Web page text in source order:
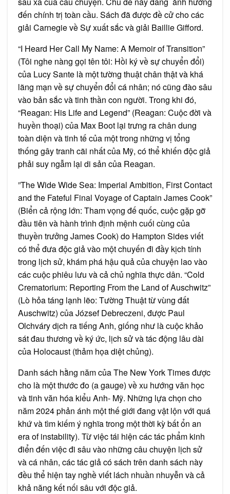
đến chính trị toàn cầu. Sách đã được đề cử cho các
giải Carnegie về Sự xuất sắc và giải Baillie Gifford.
“I Heard Her Call My Name: A Memoir of Transition”
(Tôi nghe nàng gọi tên tôi: Hồi ký về sự chuyển đổi)
của Lucy Sante là một tường thuật chân thật và khá
lãng mạn về sự chuyển đổi cá nhân; nó cũng đào sâu
vào bản sắc và tinh thần con người. Trong khi đó,
“Reagan: His Life and Legend” (Reagan: Cuộc đời và
huyền thoại) của Max Boot lại trưng ra chân dung
toàn diện và tinh tế của một trong những vị tổng
thống gây tranh cãi nhất của Mỹ, có thể khiến độc giả
phải suy ngẫm lại di sản của Reagan.
”The Wide Wide Sea: Imperial Ambition, First Contact
and the Fateful Final Voyage of Captain James Cook”
(Biển cả rộng lớn: Tham vọng đế quốc, cuộc gặp gỡ
đầu tiên và hành trình định mệnh cuối cùng của
thuyền trưởng James Cook) do Hampton Sides viết
có thể đưa độc giả vào một chuyến đi đầy kịch tính
trong lịch sử, khám phá hậu quả của chuyện lao vào
các cuộc phiêu lưu và cả chủ nghĩa thực dân. “Cold
Crematorium: Reporting From the Land of Auschwitz”
(Lò hỏa táng lạnh lẽo: Tường Thuật từ vùng đất
Auschwitz) của József Debreczeni, được Paul
Olchváry dịch ra tiếng Anh, giống như là cuộc khảo
sát đau thương về ký ức, lịch sử và tác động lâu dài
của Holocaust (thảm họa diệt chủng).
Danh sách hằng năm của The New York Times được
cho là một thước đo (a gauge) về xu hướng văn học
và tinh văn hóa kiểu Anh- Mỹ. Những lựa chọn cho
năm 2024 phản ánh một thế giới đang vật lộn với quá
khứ và tìm kiếm ý nghĩa trong một thời kỳ bất ổn an
era of instability). Từ việc tái hiện các tác phẩm kinh
điển đến việc đi sâu vào những câu chuyện lịch sử
và cá nhân, các tác giả có sách trên danh sách này
đều thể hiện tay nghề viết lách nhuần nhuyễn và cả
khả năng kết nối sâu với độc giả.